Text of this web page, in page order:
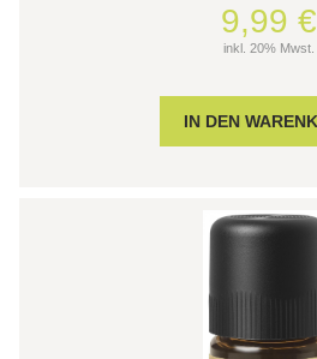
9,99 €
inkl. 20% Mwst.